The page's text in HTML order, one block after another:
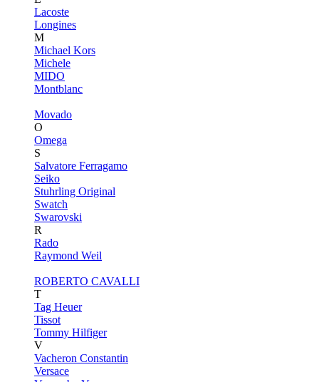
Lacoste
Longines
M
Michael Kors
Michele
MIDO
Montblanc
Movado
O
Omega
S
Salvatore Ferragamo
Seiko
Stuhrling Original
Swatch
Swarovski
R
Rado
Raymond Weil
ROBERTO CAVALLI
T
Tag Heuer
Tissot
Tommy Hilfiger
V
Vacheron Constantin
Versace